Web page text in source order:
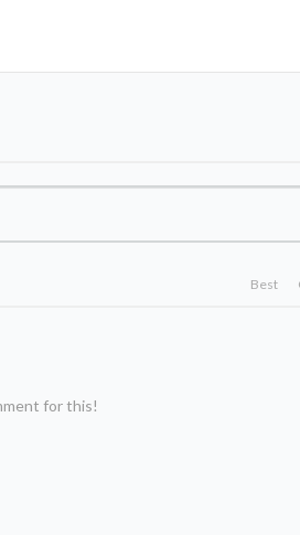
Best
for this!